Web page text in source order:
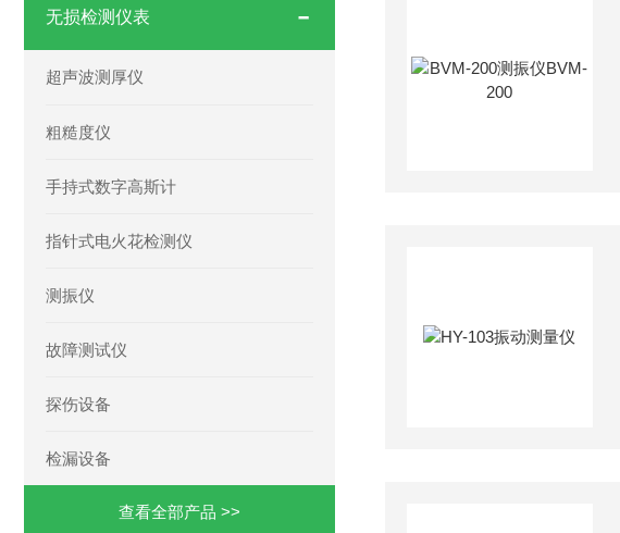
无损检测仪表
超声波测厚仪
粗糙度仪
手持式数字高斯计
指针式电火花检测仪
测振仪
故障测试仪
探伤设备
检漏设备
查看全部产品 >>